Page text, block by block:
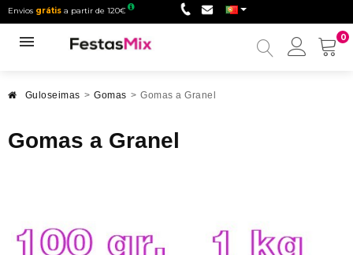
Envios grátis a partir de 120€
0
Minha
Guloseimas > Gomas > Gomas a Granel
Gomas a Granel